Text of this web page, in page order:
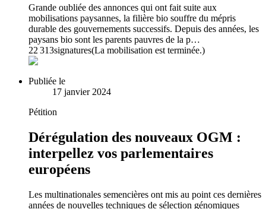
Grande oubliée des annonces qui ont fait suite aux
mobilisations paysannes, la filière bio souffre du mépris
durable des gouvernements successifs. Depuis des années, les
paysans bio sont les parents pauvres de la p…
22 313signatures(La mobilisation est terminée.)
Publiée le
17 janvier 2024
Pétition
Dérégulation des nouveaux OGM :
interpellez vos parlementaires
européens
Les multinationales semencières ont mis au point ces dernières
années de nouvelles techniques de sélection génomiques